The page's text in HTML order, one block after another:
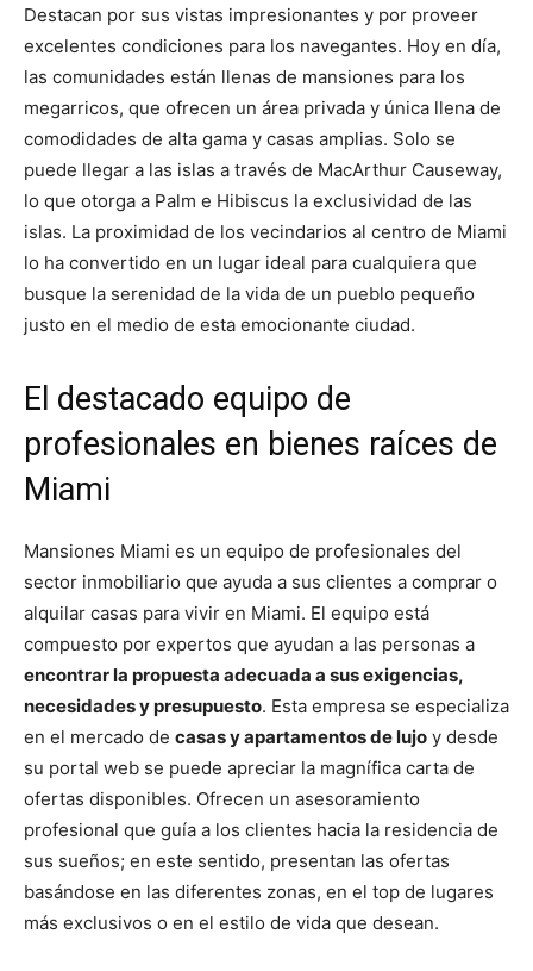
Destacan por sus vistas impresionantes y por proveer
excelentes condiciones para los navegantes. Hoy en día,
las comunidades están llenas de mansiones para los
megarricos, que ofrecen un área privada y única llena de
comodidades de alta gama y casas amplias. Solo se
puede llegar a las islas a través de MacArthur Causeway,
lo que otorga a Palm e Hibiscus la exclusividad de las
islas. La proximidad de los vecindarios al centro de Miami
lo ha convertido en un lugar ideal para cualquiera que
busque la serenidad de la vida de un pueblo pequeño
justo en el medio de esta emocionante ciudad.
El destacado equipo de
profesionales en bienes raíces de
Miami
Mansiones Miami es un equipo de profesionales del
sector inmobiliario que ayuda a sus clientes a comprar o
alquilar casas para vivir en Miami. El equipo está
compuesto por expertos que ayudan a las personas a
encontrar la propuesta adecuada a sus exigencias,
necesidades y presupuesto. Esta empresa se especializa
en el mercado de casas y apartamentos de lujo y desde
su portal web se puede apreciar la magnífica carta de
ofertas disponibles. Ofrecen un asesoramiento
profesional que guía a los clientes hacia la residencia de
sus sueños; en este sentido, presentan las ofertas
basándose en las diferentes zonas, en el top de lugares
más exclusivos o en el estilo de vida que desean.